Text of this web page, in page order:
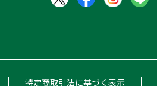
特定商取引法に基づく表示